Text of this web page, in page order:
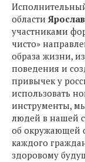
области
участниками
чисто»
образа жизни,
поведения и
привычек у
использовать
инструменты,
людей в нашей
об окружающей
каждого
здоровому